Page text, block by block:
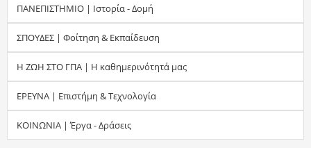
ν
α
ζ
ή
τ
ΠΑΝΕΠΙΣΤΗΜΙΟ | Ιστορία - Δομή
ΣΠΟΥΔΕΣ | Φοίτηση & Εκπαίδευση
Η ΖΩΗ ΣΤΟ ΓΠΑ | Η καθημερινότητά μας
ΕΡΕΥΝΑ | Επιστήμη & Τεχνολογία
ΚΟΙΝΩΝΙΑ | Έργα - Δράσεις